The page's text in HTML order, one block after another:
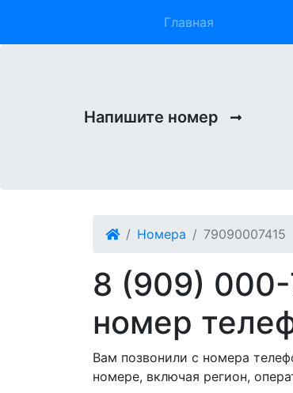
Главная
Напишите номер
Номера 79090007415
8 (909)
номер
Вам позвонили с номера
номере, включая регион,